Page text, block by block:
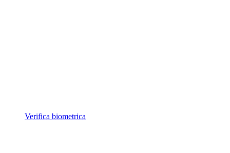
Verifica biometrica